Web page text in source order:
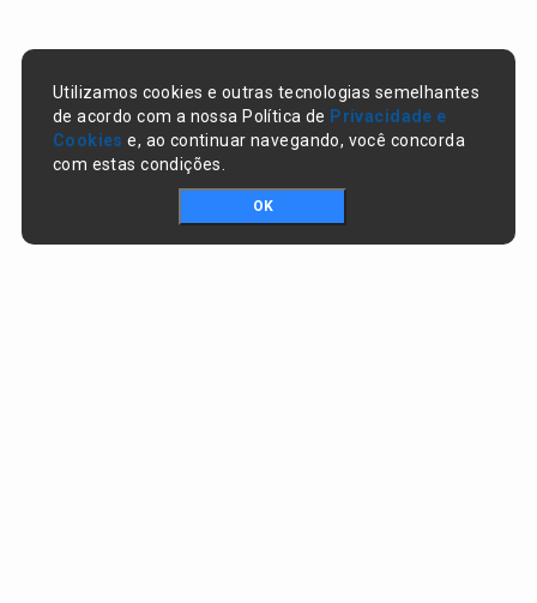
Utilizamos cookies e outras tecnologias semelhantes
de acordo com a nossa Política de Privacidade e
Cookies e, ao continuar navegando, você concorda
com estas condições.
OK